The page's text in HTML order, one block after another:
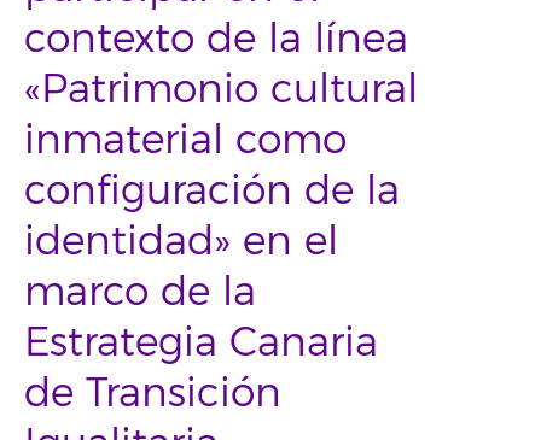
contexto de la línea
«Patrimonio cultural
inmaterial como
configuración de la
identidad» en el
marco de la
Estrategia Canaria
de Transición